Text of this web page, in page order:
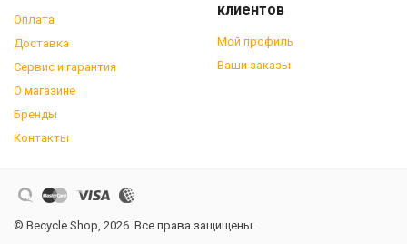
Оплата
Доставка
Сервис и гарантия
О магазине
Бренды
Контакты
клиентов
Мой профиль
Ваши заказы
© Becycle Shop, 2026. Все права защищены.